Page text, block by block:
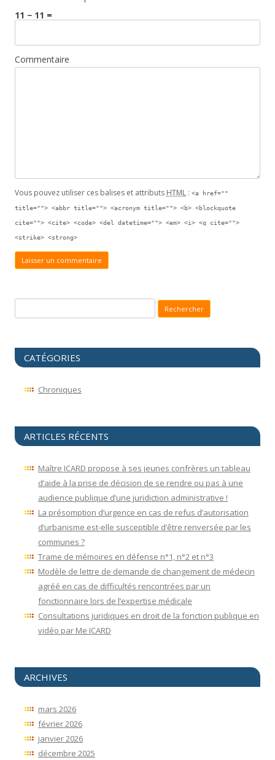
11 − 11 =
Commentaire
Vous pouvez utiliser ces balises et attributs HTML : <a href=""
title=""> <abbr title=""> <acronym title=""> <b> <blockquote
cite=""> <cite> <code> <del datetime=""> <em> <i> <q cite="">
<strike> <strong>
CATÉGORIES
Chroniques
ARTICLES RÉCENTS
Maître ICARD propose à ses jeunes confrères un tableau
d’aide à la prise de décision de se rendre ou pas à une
audience publique d’une juridiction administrative !
La présomption d’urgence en cas de refus d’autorisation
d’urbanisme est-elle susceptible d’être renversée par les
communes ?
Trame de mémoires en défense n°1, n°2 et n°3
Modèle de lettre de demande de changement de médecin
agréé en cas de difficultés rencontrées par un
fonctionnaire lors de l’expertise médicale
Consultations juridiques en droit de la fonction publique en
vidéo par Me ICARD
ARCHIVES
mars 2026
février 2026
janvier 2026
décembre 2025